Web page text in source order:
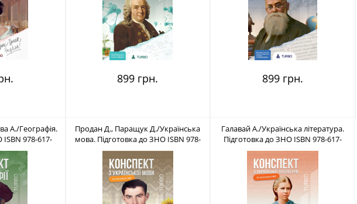
899 грн. 899 грн.
А./Географія.
978-617-
6
Продан Д., Паращук Д./Українська
мова. Підготовка до ЗНО ISBN 978-
617-8660-09-3
Галавай А./Українська література.
Підготовка до ЗНО ISBN 978-617-
8660-06-2